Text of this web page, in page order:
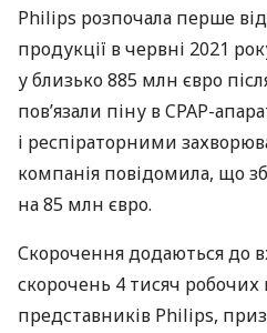
Philips розпочала перше
продукції в червні 2021
у близько 885 млн євро
пов’язали піну в CPAP-
і респіраторними
компанія повідомила, що
на 85 млн євро.
Скорочення додаються до
скорочень 4 тисяч
представників Philips,